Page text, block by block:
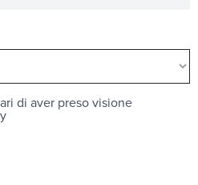
di aver preso visione